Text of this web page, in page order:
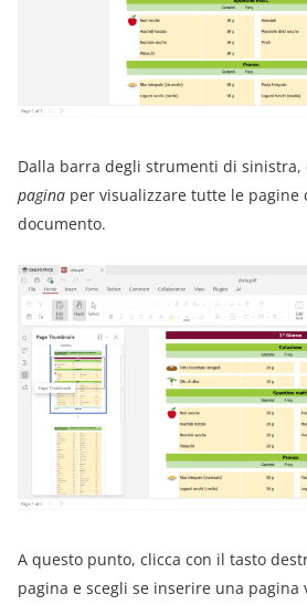
Dalla barra degli strumenti di
pagina per visualizzare tutte le pagine
documento.
A questo punto, clicca con il tasto
pagina e scegli se inserire una pagina